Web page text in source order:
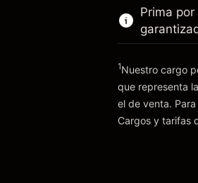
Ir a la
Tamaño
~
Dinero del
Ir a la
Prima
1Nuestro cargo
que representa
el de venta.
Cargos y tarifas